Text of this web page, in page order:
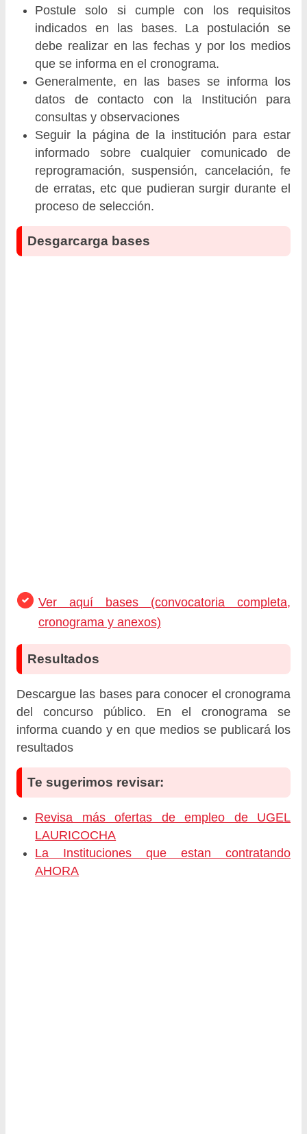
Postule solo si cumple con los requisitos
indicados en las bases. La postulación se
debe realizar en las fechas y por los medios
que se informa en el cronograma.
Generalmente, en las bases se informa los
datos de contacto con la Institución para
consultas y observaciones
Seguir la página de la institución para estar
informado sobre cualquier comunicado de
reprogramación, suspensión, cancelación, fe
de erratas, etc que pudieran surgir durante el
proceso de selección.
Desgarcarga bases
Ver aquí bases (convocatoria completa,
cronograma y anexos)
Resultados
Descargue las bases para conocer el cronograma
del concurso público. En el cronograma se
informa cuando y en que medios se publicará los
resultados
Te sugerimos revisar:
Revisa más ofertas de empleo de UGEL
LAURICOCHA
La Instituciones que estan contratando
AHORA